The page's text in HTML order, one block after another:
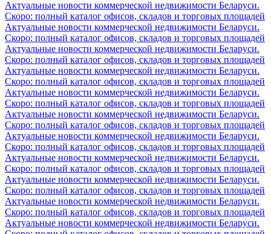
Актуальные новости коммерческой недвижимости Беларуси.
Скоро: полный каталог офисов, складов и торговых площадей
Актуальные новости коммерческой недвижимости Беларуси.
Скоро: полный каталог офисов, складов и торговых площадей
Актуальные новости коммерческой недвижимости Беларуси.
Скоро: полный каталог офисов, складов и торговых площадей
Актуальные новости коммерческой недвижимости Беларуси.
Скоро: полный каталог офисов, складов и торговых площадей
Актуальные новости коммерческой недвижимости Беларуси.
Скоро: полный каталог офисов, складов и торговых площадей
Актуальные новости коммерческой недвижимости Беларуси.
Скоро: полный каталог офисов, складов и торговых площадей
Актуальные новости коммерческой недвижимости Беларуси.
Скоро: полный каталог офисов, складов и торговых площадей
Актуальные новости коммерческой недвижимости Беларуси.
Скоро: полный каталог офисов, складов и торговых площадей
Актуальные новости коммерческой недвижимости Беларуси.
Скоро: полный каталог офисов, складов и торговых площадей
Актуальные новости коммерческой недвижимости Беларуси.
Скоро: полный каталог офисов, складов и торговых площадей
Актуальные новости коммерческой недвижимости Беларуси.